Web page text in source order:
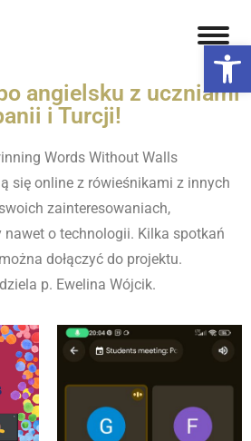
angielsku z uczniami
i Turcji!
Words Without Walls
się online z rówieśnikami z innych
zainteresowaniach,
nawet o technologii. Kilka spotkań
dołączyć do projektu.
p. Ewelina Wójcik.